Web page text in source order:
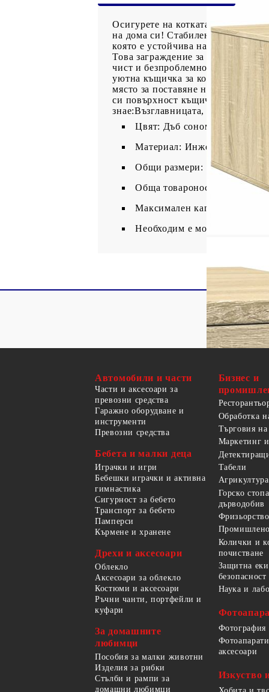
Осигурете на котката си уютно
на дома си! Стабилен и
която е устойчива на влага,
Това заграждение за котешка
чист и безпроблемно се слива с
уютна къщичка за котки, но и
място за поставяне на
си повърхност къщичката за
знае:Възглавницата, показана на
Цвят: Дъб сонома
Материал: Инженерно дърво
Общи размери: 47 x 59 x 42
Обща товароносимост: 60 кг
Максимален капацитет на
Необходим е монтаж
Автомобили и части
Части и аксесоари за
превозни средства
Гаражно оборудване и
инструменти
Превозни средства
Бебета и малки деца
Играчки и игри
Бебешки играчки и активна
гимнастика
Сигурност за бебето
Транспорт за бебето
Памперси
Кърмене и хранене
Дрехи и аксесоари
Облекло
Аксесоари за облекло
Костюми и аксесоари
Ръчни чанти, портфейли и
куфари
За домашните
любимци
Пособия за малки животни
Изделия за рибки
Стълби и рампи за
домашни любимци
Бизнес и
Обработка
Търговия
Маркетинг
Табели
Агрикултура
Горско
дърводобив
Колички и
почистване
Защитна
Наука и
Фотография
аксесоари
Изкуство